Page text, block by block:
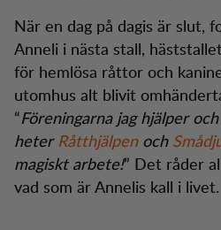
När en dag på dagis är slut,
Anneli i nästa stall,
för hemlösa råttor och
utomhus alt blivit
“Föreningarna jag hjälper
heterRåtthjälpen och
magiskt arbete!” Det råder
vad som är Annelis kall i livet.